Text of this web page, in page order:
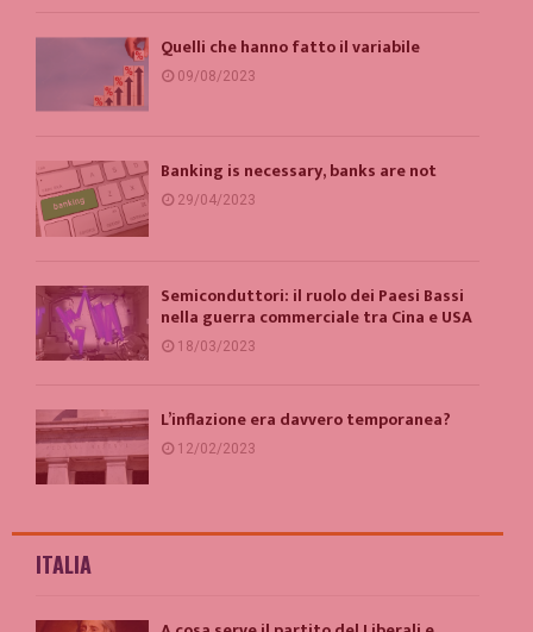
Quelli che hanno fatto il variabile
09/08/2023
Banking is necessary, banks are not
29/04/2023
Semiconduttori: il ruolo dei Paesi Bassi
nella guerra commerciale tra Cina e USA
18/03/2023
L’inflazione era davvero temporanea?
12/02/2023
ITALIA